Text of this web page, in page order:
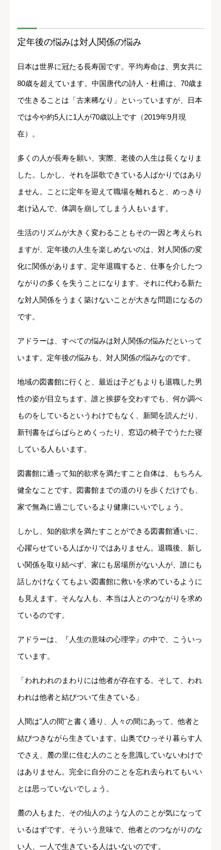
定年後の悩みは対人関係の悩み
日本は世界に冠たる長寿国です。平均寿命は、男女共に
80歳を超えています。中国唐代の詩人・杜甫は、70歳ま
で生きることは「古来稀なり」といっていますが、日本
では今や約5人に1人が70歳以上です（2019年9月現
在）。
多くの人が長寿を願い、実際、老後の人生は長くなりま
した。しかし、それを謳歌できている人ばかりではあり
ません。ことに定年を迎えて職場を離れると、めっきり
老け込んで、体調を崩してしまう人もいます。
生活のリズムが大きく変わることもその一因と考えられ
ますが、定年後の人生を楽しめないのは、対人関係の変
化に関係があります。定年退職すると、仕事を介したつ
ながりの多くを失うことになります。それに代わる新た
な対人関係をうまく築けないことが大きな問題になるの
です。
アドラーは、すべての悩みは対人関係の悩みだといって
います。定年後の悩みも、対人関係の悩みなのです。
地域の図書館に行くと、最近は子どもよりも退職した男
性の姿が目立ちます。誰と挨拶を交わすでも、何か調べ
ものをしているというわけでもなく、新聞を読んだり、
新刊書をぱらぱらとめくったり、窓辺の椅子でうたた寝
している人もいます。
図書館に通って知的欲求を満たすこと自体は、もちろん
健全なことです。図書館までの道のりを歩くだけでも、
家で無為に過ごしているより健康にいいでしょう。
しかし、知的欲求を満たすことができる図書館通いに、
心躍らせている人ばかりではありません。退職後、新し
い関係を取り結べず、家にも居場所がない人が、誰にも
話しかけなくてもよい図書館に救いを求めているように
も見えます。そんな人も、本当は人とのつながりを求め
ているのです。
アドラーは、『人生の意味の心理学』の中で、こういっ
ています。
「われわれのまわりには他者が存在する。そして、われ
われは他者と結びついて生きている」
人間は"人の間"と書く通り、人々の間にあって、他者と
結びつきながら生きています。山奥でひっそり暮らす人
でさえ、麓の里に住む人のことを意識していないわけで
はありません。完全に自分のことを忘れ去られてもいい
とは思っていないでしょう。
麓の人もまた、その仙人のような人のことが気になって
いるはずです。そういう意味で、他者とのつながりのな
い人、一人で生きている人はいないのです。